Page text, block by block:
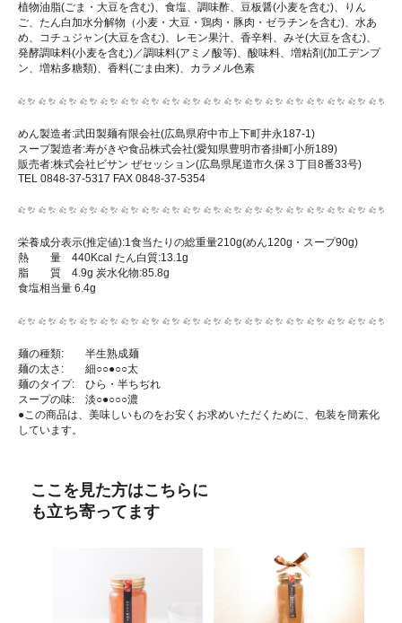
植物油脂(ごま・大豆を含む)、食塩、調味酢、豆板醤(小麦を含む)、りん
ご、たん白加水分解物（小麦・大豆・鶏肉・豚肉・ゼラチンを含む)、水あ
め、コチュジャン(大豆を含む)、レモン果汁、香辛料、みそ(大豆を含む)、
発酵調味料(小麦を含む)／調味料(アミノ酸等)、酸味料、増粘剤(加工デンプ
ン、増粘多糖類)、香料(ごま由来)、カラメル色素
めん製造者:武田製麺有限会社(広島県府中市上下町井永187-1)
スープ製造者:寿がきや食品株式会社(愛知県豊明市沓掛町小所189)
販売者:株式会社ビサン ぜセッション(広島県尾道市久保３丁目8番33号)
TEL 0848-37-5317 FAX 0848-37-5354
栄養成分表示(推定値):1食当たりの総重量210g(めん120g・スープ90g)
熱 量 440Kcal たん白質:13.1g
脂 質 4.9g 炭水化物:85.8g
食塩相当量 6.4g
麺の種類: 半生熟成麺
麺の太さ: 細○○●○○太
麺のタイプ: ひら・半ちぢれ
スープの味: 淡○●○○○濃
●この商品は、美味しいものをお安くお求めいただくために、包装を簡素化
しています。
ここを見た方はこちらに
も立ち寄ってます